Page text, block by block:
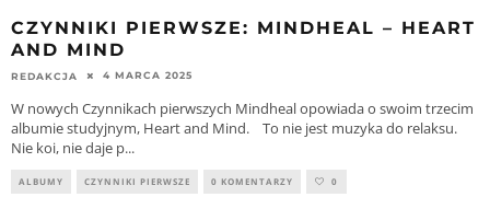
CZYNNIKI PIERWSZE: MINDHEAL – HEART
AND MIND
REDAKCJA 4 MARCA 2025
W nowych Czynnikach pierwszych Mindheal opowiada o swoim trzecim
albumie studyjnym, Heart and Mind. To nie jest muzyka do relaksu.
Nie koi, nie daje p...
ALBUMY CZYNNIKI PIERWSZE 0 KOMENTARZY 0